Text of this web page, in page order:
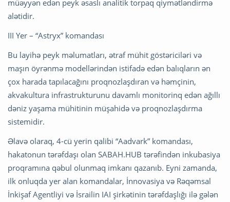
müəyyən edən peyk əsaslı analitik torpaq qiymətləndirmə
alətidir.
III Yer – “Astryx” komandası
Bu layihə peyk məlumatları, ətraf mühit göstəriciləri və
maşın öyrənmə modellərindən istifadə edən balıqların ən
çox harada tapılacağını proqnozlaşdıran və həmçinin,
akvakultura infrastrukturunu davamlı monitorinq edən ağıllı
dəniz yaşama mühitinin müşahidə və proqnozlaşdırma
sistemidir.
Əlavə olaraq, 4-cü yerin qalibi “Aadvark” komandası,
hakatonun tərəfdaşı olan SABAH.HUB tərəfindən inkubasiya
proqramına qəbul olunmaq imkanı qazanıb. Eyni zamanda,
ilk onluqda yer alan komandalar, İnnovasiya və Rəqəmsal
İnkişaf Agentliyi və İsrailin IAI şirkətinin tərəfdaşlığı ilə gələn